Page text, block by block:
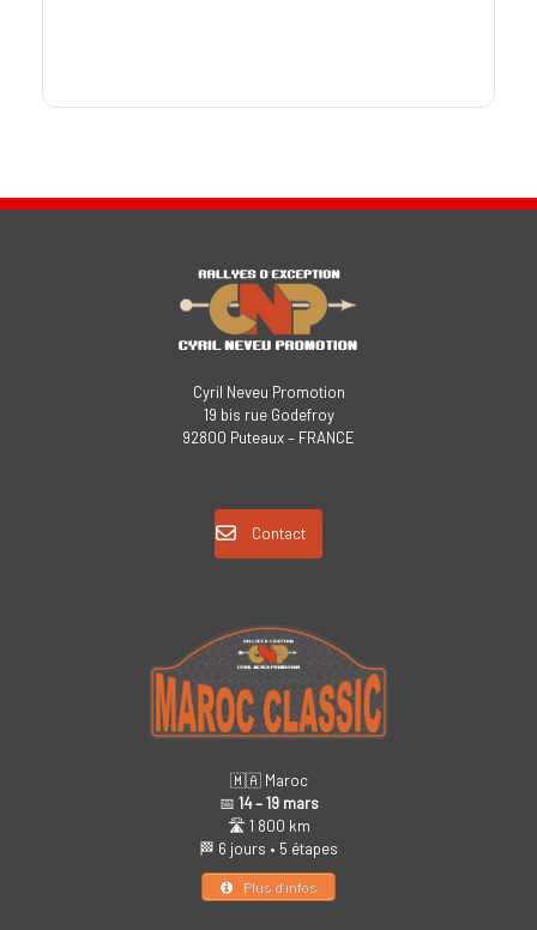
Cyril Neveu Promotion
19 bis rue Godefroy
92800 Puteaux – FRANCE
Contact
🇲🇦 Maroc
📅 14 – 19 mars
🛣️ 1 800 km
🏁 6 jours • 5 étapes
Plus d’infos